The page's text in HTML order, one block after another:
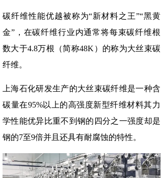
碳纤维性能优越被称为“新材料之王”“黑黄
金”，在碳纤维行业内通常将每束碳纤维根
数大于4.8万根（简称48K）的称为大丝束碳
纤维。
上海石化研发生产的大丝束碳纤维是一种含
碳量在95%以上的高强度新型纤维材料其力
学性能优异比重不到钢的四分之一强度却是
钢的7至9倍并且还具有耐腐蚀的特性。